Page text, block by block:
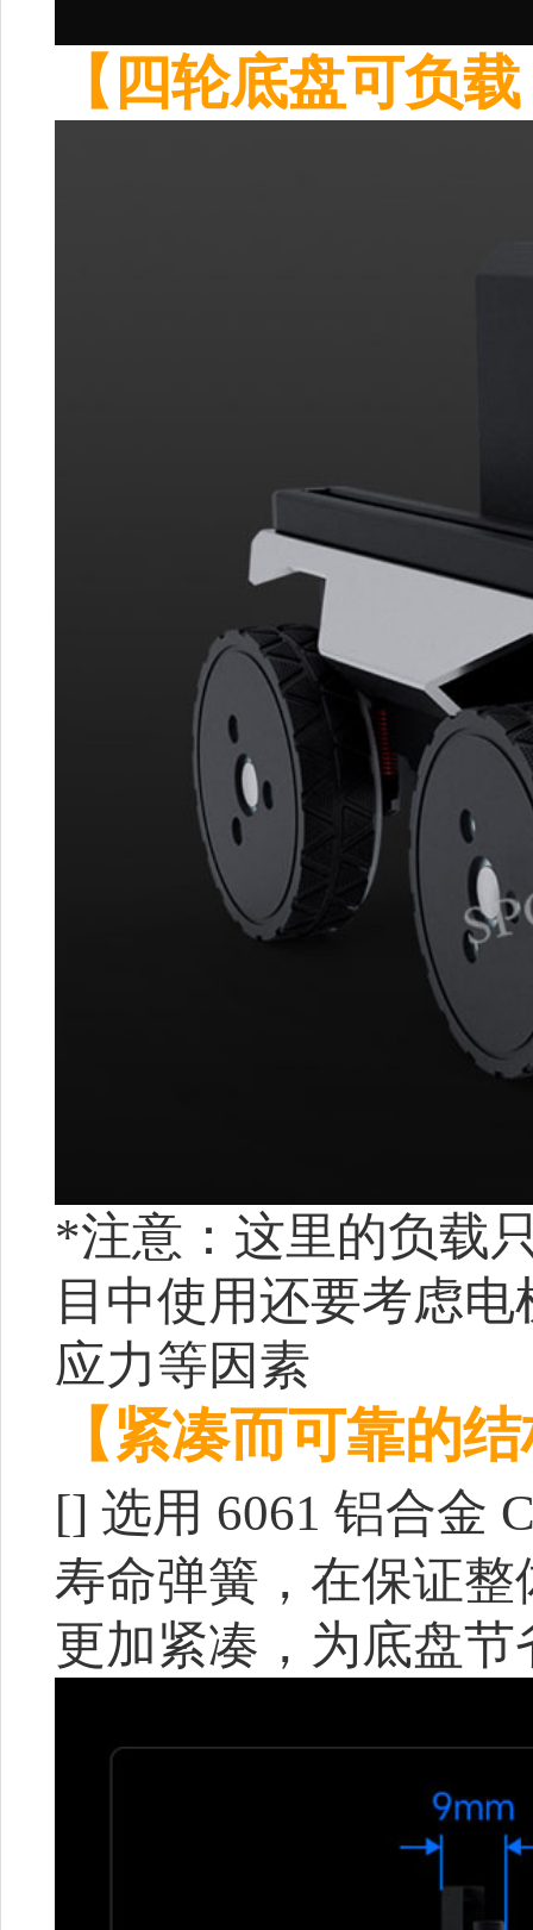
【四轮底盘可负
*注意：这里的负载
目中使用还要考虑
应力等因素
【紧凑而可靠的
[] 选用 6061 铝合金
寿命弹簧，在保证
更加紧凑，为底盘节